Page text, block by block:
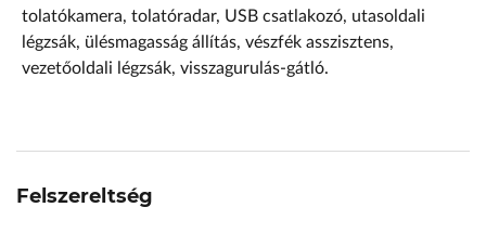
tolatókamera, tolatóradar, USB csatlakozó, utasoldali
légzsák, ülésmagasság állítás, vészfék asszisztens,
vezetőoldali légzsák, visszagurulás-gátló.
Felszereltség